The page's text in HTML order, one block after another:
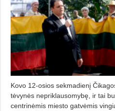
Kovo 12-osios sekmadienį
tėvynės nepriklausomybę, ir tai
centrinėmis miesto gat­vėmis